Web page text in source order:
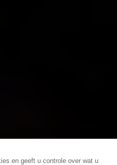
en geeft u controle over wat u
SHOWS EN CONCERTEN